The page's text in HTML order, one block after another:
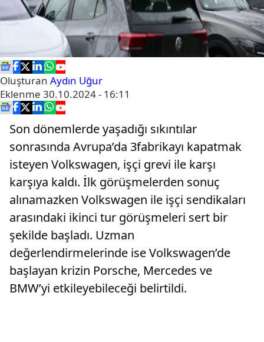
Oluşturan Aydın Uğur
Eklenme 30.10.2024 - 16:11
Son dönemlerde yaşadığı sıkıntılar
sonrasında Avrupa’da 3fabrikayı kapatmak
isteyen Volkswagen, işçi grevi ile karşı
karşıya kaldı. İlk görüşmelerden sonuç
alınamazken Volkswagen ile işçi sendikaları
arasındaki ikinci tur görüşmeleri sert bir
şekilde başladı. Uzman
değerlendirmelerinde ise Volkswagen’de
başlayan krizin Porsche, Mercedes ve
BMW’yi etkileyebileceği belirtildi.